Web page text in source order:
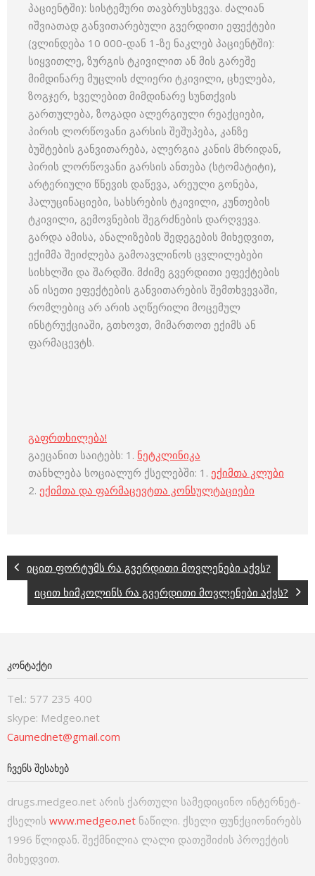
პაციენტში): სისტემური თავბრუსხვევა. ძალიან
იშვიათად განვითარებული გვერდითი ეფექტები
(ვლინდება 10 000-დან 1-ზე ნაკლებ პაციენტში):
სიყვითლე, ზურგის ტკივილით ან მის გარეშე
მიმდინარე მუცლის ძლიერი ტკივილი, ცხელება,
ზოგჯერ, ხველებით მიმდინარე სუნთქვის
გართულება, ზოგადი ალერგიული რეაქციები,
პირის ლორწოვანი გარსის შეშუპება, კანზე
ბუშტების განვითარება, ალერგია კანის მხრიდან,
პირის ლორწოვანი გარსის ანთება (სტომატიტი),
არტერიული წნევის დაწევა, არეული გონება,
ჰალუცინაციები, სახსრების ტკივილი, კუნთების
ტკივილი, გემოვნების შეგრძნების დარღვევა.
გარდა ამისა, ანალიზების შედეგების მიხედვით,
ექიმმა შეიძლება გამოავლინოს ცვლილებები
სისხლში და შარდში. მძიმე გვერდითი ეფექტების
ან ისეთი ეფექტების განვითარების შემთხვევაში,
რომლებიც არ არის აღწერილი მოცემულ
ინსტრუქციაში, გთხოვთ, მიმართოთ ექიმს ან
ფარმაცევტს.
გაფრთხილება!
გაეცანით საიტებს: 1. ნეტკლინიკა
თანხლება სოციალურ ქსელებში: 1. ექიმთა კლუბი
2. ექიმთა და ფარმაცევტთა კონსულტაციები
იცით ფორტუმს რა გვერდითი მოვლენები აქვს?
იცით ხიმკოლინს რა გვერდითი მოვლენები აქვს?
ᲙᲝᲜᲢᲐᲥᲢᲘ
Tel.: 577 235 400
skype: Medgeo.net
Caumednet@gmail.com
ᲩᲕᲔᲜᲡ ᲨᲔᲡᲐᲮᲔᲑ
drugs.medgeo.net არის ქართული სამედიცინო ინტერნეტ-
ქსელის www.medgeo.net ნაწილი. ქსელი ფუნქციონირებს
1996 წლიდან. შექმნილია ლალი დათეშიძის პროექტის
მიხედვით.